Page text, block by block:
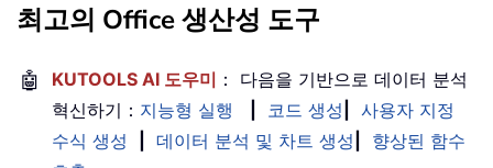
최고의 Office 생산성 도구
🤖 KUTOOLS AI 도우미 ： 다음을 기반으로 데이터 분석
혁신하기： 지능형 실행 코드 생성
사용자 지정
수식 생성
데이터 분석 및 차트 생성
향상된 함수